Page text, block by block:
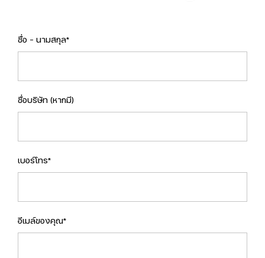
ชื่อ - นามสกุล*
ชื่อบริษัท (หากมี)
เบอร์โทร*
อีเมล์ของคุณ*